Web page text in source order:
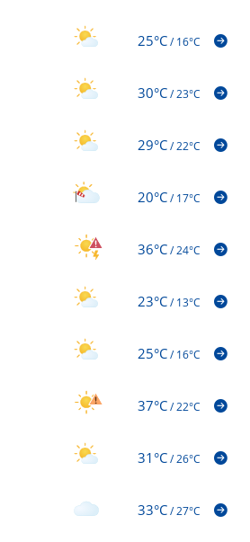
25°C/16°C
30°C/23°C
29°C/22°C
20°C/17°C
36°C/24°C
23°C/13°C
25°C/16°C
37°C/22°C
31°C/26°C
33°C/27°C